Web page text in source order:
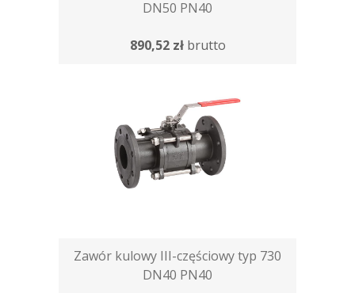
DN50 PN40
890,52 zł brutto
Zawór kulowy III-częściowy typ 730
DN40 PN40